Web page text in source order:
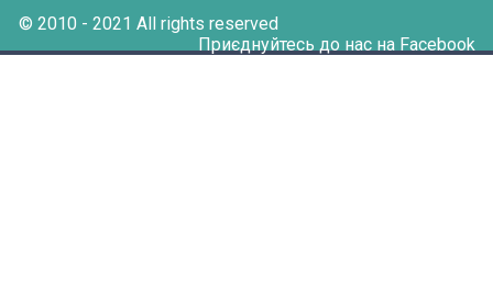
© 2010 - 2021 All rights reserved
Приєднуйтесь до нас на Facebook